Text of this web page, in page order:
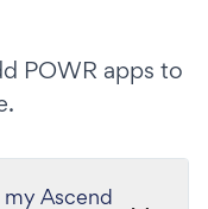
POWR apps to
my Ascend